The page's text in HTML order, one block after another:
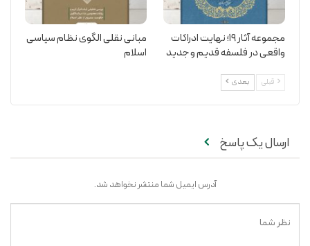
مجموعه آثار 19؛ نهایت ادراکات
واقعی در فلسفه قدیم و جدید
مبانی نقلی الگوی نظام سیاسی
اسلام
قبلی بعدی
ارسال یک پاسخ
آدرس ایمیل شما منتشر نخواهد شد.